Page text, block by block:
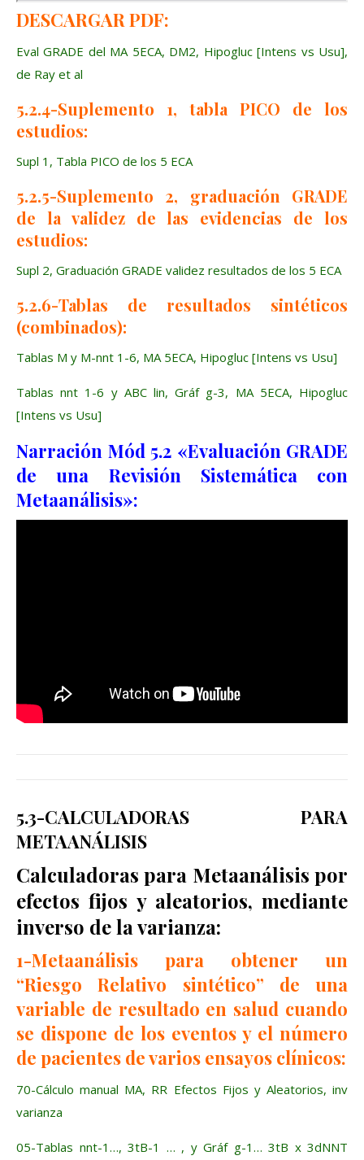
DESCARGAR PDF:
Eval GRADE del MA 5ECA, DM2, Hipogluc [Intens vs Usu],
de Ray et al
5.2.4-Suplemento 1, tabla PICO de los
estudios:
Supl 1, Tabla PICO de los 5 ECA
5.2.5-Suplemento 2, graduación GRADE
de la validez de las evidencias de los
estudios:
Supl 2, Graduación GRADE validez resultados de los 5 ECA
5.2.6-Tablas de resultados sintéticos
(combinados):
Tablas M y M-nnt 1-6, MA 5ECA, Hipogluc [Intens vs Usu]
Tablas nnt 1-6 y ABC lin, Gráf g-3, MA 5ECA, Hipogluc
[Intens vs Usu]
Narración Mód 5.2 «Evaluación GRADE
de una Revisión Sistemática con
Metaanálisis»:
5.3-CALCULADORAS PARA
METAANÁLISIS
Calculadoras para Metaanálisis por
efectos fijos y aleatorios, mediante
inverso de la varianza:
1-Metaanálisis para obtener un
“Riesgo Relativo sintético” de una
variable de resultado en salud cuando
se dispone de los eventos y el número
de pacientes de varios ensayos clínicos:
70-Cálculo manual MA, RR Efectos Fijos y Aleatorios, inv
varianza
05-Tablas nnt-1…, 3tB-1 … , y Gráf g-1… 3tB x 3dNNT